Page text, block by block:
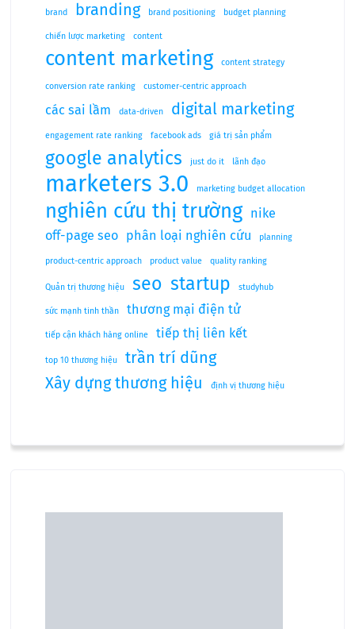
brand branding brand positioning budget planning
chiến lược marketing content
content marketing content strategy
conversion rate ranking customer-centric approach
các sai lầm data-driven digital marketing
engagement rate ranking facebook ads giá trị sản phẩm
google analytics just do it lãnh đạo
marketers 3.0 marketing budget allocation
nghiên cứu thị trường
nike
off-page seo
phân loại nghiên cứu planning
product-centric approach product value quality ranking
Quản trị thương hiệu seo startup studyhub
sức mạnh tinh thần thương mại điện tử
tiếp cận khách hàng online tiếp thị liên kết
top 10 thương hiệu
trần trí dũng
Xây dựng thương hiệu
định vị thương hiệu